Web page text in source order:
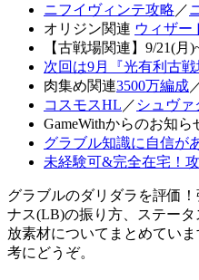
ニフイヴィンテ攻略 ／
オリジン関連 ウィザー
【古戦場関連】9/21(月
次回は9月『光有利古戦
肉集め関連3500万編成
コスモスHL ／ シュヴァ
GameWithからのお知ら
グラブル知識に自信が
未経験可&完全在宅！
グラブルのダリダラを評価
ナス(LB)の振り方、ステー
放素材についてまとめてい
考にどうぞ。